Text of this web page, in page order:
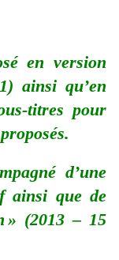
en version
ainsi qu’en
titres pour
d’une
ainsi que de
» (2013 – 15